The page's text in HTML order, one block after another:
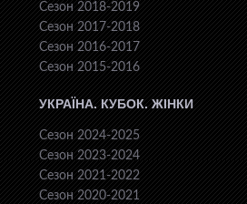
Сезон 2018-2019
Сезон 2017-2018
Сезон 2016-2017
Сезон 2015-2016
УКРАЇНА. КУБОК. ЖІНКИ
Сезон 2024-2025
Сезон 2023-2024
Сезон 2021-2022
Сезон 2020-2021